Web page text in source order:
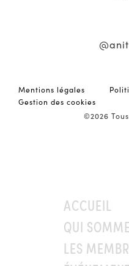
Mentions légales
Gestion des cookies
©2026
ACCUEIL
QUI
LES